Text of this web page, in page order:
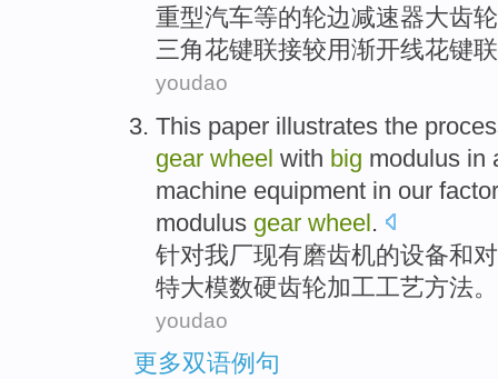
重型汽车等的轮边减速器大齿轮
三角花键联接较用渐开线花键
youdao
This paper illustrates the
gear wheel with big modulus in
machine equipment in our
modulus gear wheel.
针对我厂现有磨齿机的设备和
特大模数硬齿轮加工工艺方法。
youdao
更多双语例句